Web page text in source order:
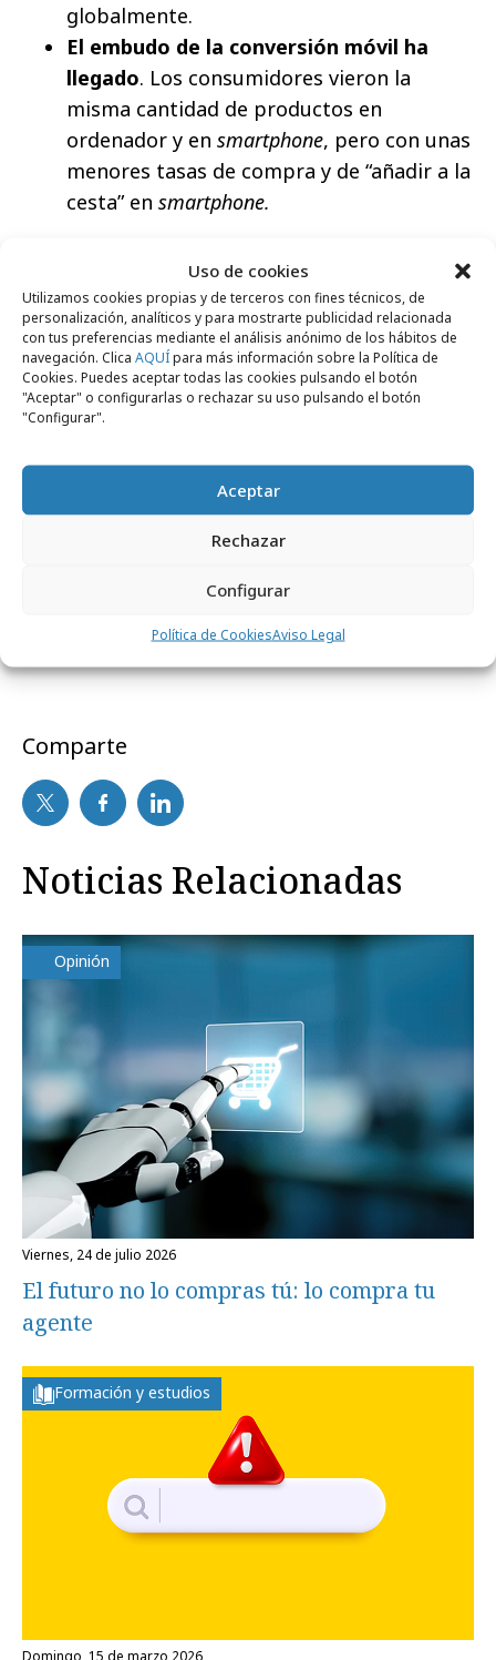
Uso de cookies
Utilizamos cookies propias y de terceros con fines técnicos, de
personalización, analíticos y para mostrarte publicidad relacionada
con tus preferencias mediante el análisis anónimo de los hábitos de
navegación. Clica AQUÍpara más información sobre la Política de
Cookies. Puedes aceptar todas las cookies pulsando el botón
"Aceptar" o configurarlas o rechazar su uso pulsando el botón
"Configurar".
Aceptar
Rechazar
Configurar
Política de CookiesAviso Legal
globalmente.
El embudo de la conversión móvil ha
llegado. Los consumidores vieron la
misma cantidad de productos en
ordenador y en smartphone, pero con unas
menores tasas de compra y de “añadir a la
cesta” en smartphone.
“El gran crecimiento de las transacciones
móviles durante los tres primeros meses de
este año frente al anterior trimestre muestra
que los consumidores están ahora muy
cómodos comprando desde
manifiesta Wolf. “Realmente no hay límite para
este crecimiento. Móvil significa más de la
mitad de todas las transacciones
en los mercados avanzados
como Japón y Corea del Sur”.
Comparte
Noticias Relacionadas
Opinión
viernes, 24 de julio 2026
El futuro no lo compras tú: lo compra tu
agente
Formación y estudios
domingo, 15 de marzo 2026